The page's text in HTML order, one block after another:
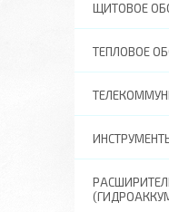
ЩИТОВОЕ
ТЕПЛОВОЕ